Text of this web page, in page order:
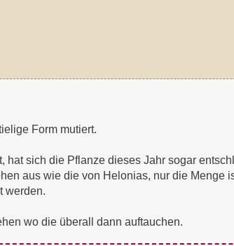
Form mutiert.
sich die Pflanze dieses Jahr sogar
aus wie die von Helonias, nur die Menge
werden.
wo die überall dann auftauchen.